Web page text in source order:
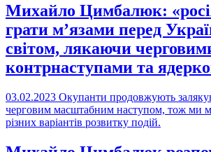
Михайло Цимбалюк:
грати мʼязами перед
світом, лякаючи
контрнаступами та
03.02.2023 Окупанти продовжують
черговим масштабним наступом, тож ми
різних варіантів розвитку подій.